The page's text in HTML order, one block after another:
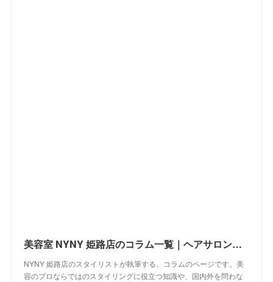
美容室 NYNY 姫路店のコラム一覧｜ヘアサロン・美容院｜ニューヨークニューヨーク
NYNY 姫路店のスタイリストが執筆する、コラムのページです。美
容のプロならではのスタイリングに役立つ知識や、国内外を問わな